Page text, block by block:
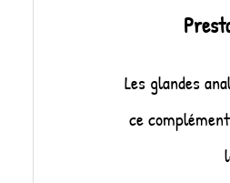
Les glandes
ce